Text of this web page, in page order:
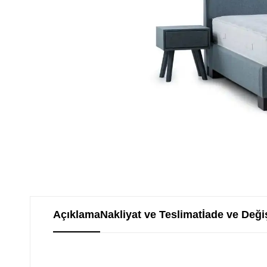
AçıklamaNakliyat ve Teslimatİade ve